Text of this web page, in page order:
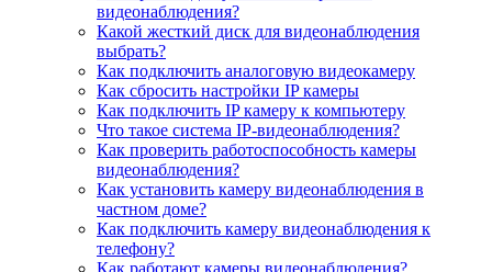
видеонаблюдения?
Какой жесткий диск для видеонаблюдения
выбрать?
Как подключить аналоговую видеокамеру
Как сбросить настройки IP камеры
Как подключить IP камеру к компьютеру
Что такое система IP-видеонаблюдения?
Как проверить работоспособность камеры
видеонаблюдения?
Как установить камеру видеонаблюдения в
частном доме?
Как подключить камеру видеонаблюдения к
телефону?
Как работают камеры видеонаблюдения?